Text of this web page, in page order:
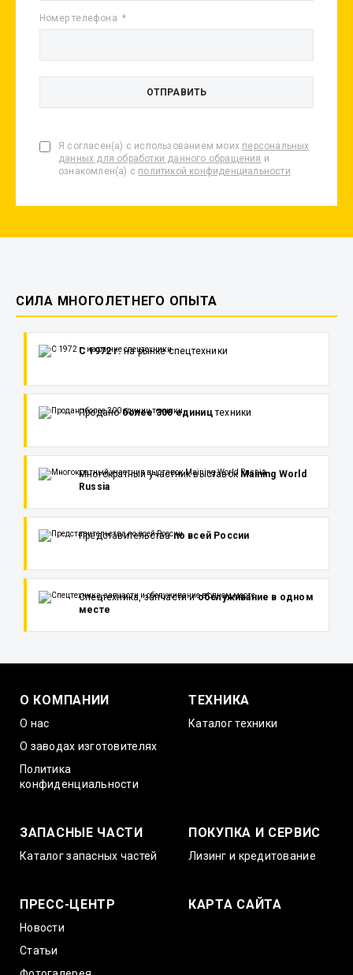
Номер телефона
Я согласен(а) с использованием моих персональных
данных для обработки данного обращения и
ознакомлен(а) с политикой конфиденциальности
СИЛА МНОГОЛЕТНЕГО ОПЫТА
С 1972 г.на рынке спецтехники
Проданоболее 300 едиництехники
Многократный участник выставок Maining World
Russia
Представительствапо всей России
Спецтехника, запчасти иобслуживание в одном
месте
О КОМПАНИИ
О нас
О заводах изготовителях
Политика
конфиденциальности
ТЕХНИКА
Каталог техники
ЗАПАСНЫЕ ЧАСТИ
Каталог запасных частей
ПОКУПКА И СЕРВИС
Лизинг и кредитование
ПРЕСС-ЦЕНТР
Новости
Статьи
КАРТА САЙТА